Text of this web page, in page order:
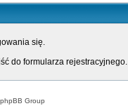
się.
do formularza rejestracyjnego.
Group